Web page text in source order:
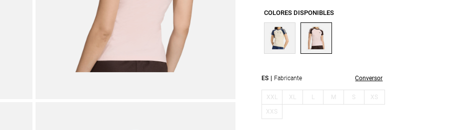
COLORES DISPONIBLES
ES Fabricante Conversor
XXL XL L M S XS
XXS